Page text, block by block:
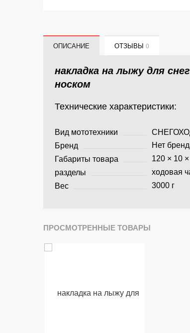
ОПИСАНИЕ ОТЗЫВЫ 0
накладка на лыжу для
носком
Технические характеристики:
Вид мототехники
Бренд
Нет
Габариты товара
120 × 10
разделы
ходовая
Вес
3000 г
ПРОСМОТРЕННЫЕ ТОВАРЫ